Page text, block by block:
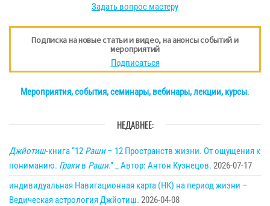
Задать вопрос мастеру
Подписка на новые статьи и видео, на анонсы событий и
мероприятий
Подписаться
Мероприятия, события, семинары, вебинары, лекции, курсы.
НЕДАВНЕЕ:
Джйотиш-книга “12 Раши– 12 Пространств жизни. От ощущения к
пониманию. Грахив Раши.” _ Автор: Антон Кузнецов. 2026-07-17
индивидуальная Навигационная карта (НК) на период жизни –
Ведическая астрология Джйотиш. 2026-04-08